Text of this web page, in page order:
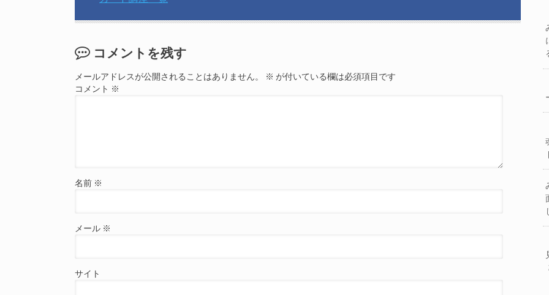
コメントを残す
メールアドレスが公開されることはありません。 ※ が付いている欄は必須項目です
コメント ※
名前 ※
メール ※
サイト